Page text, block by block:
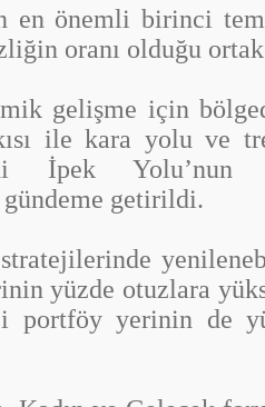
birinci temel
oranı olduğu
için
ile kara yolu ve
İpek Yolu’nun
gündeme getirildi.
yüzde otuzlara
portföy yerinin de